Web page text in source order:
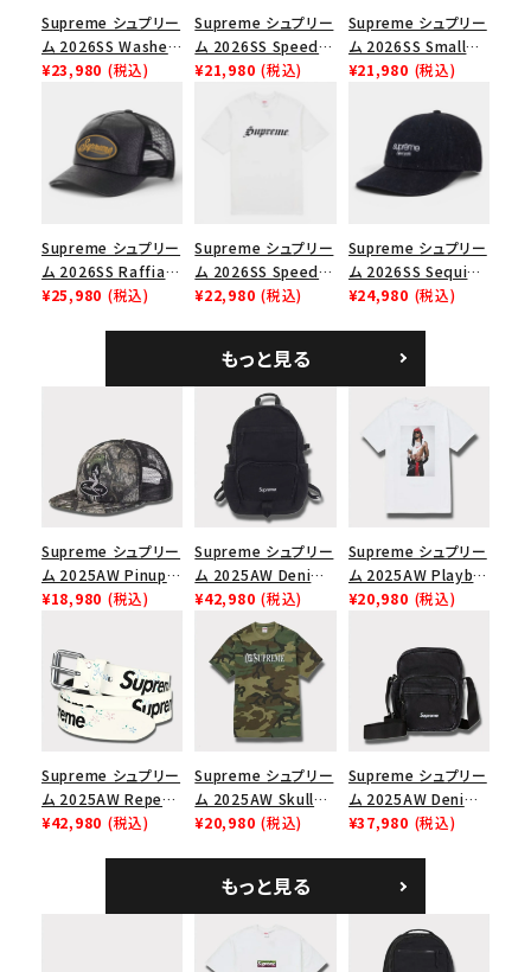
価格から探す
円 ～
在庫のない商品を表示する
Supreme シュプリー
ム 2026SS Washed
Chino Twill Camp
ノツイル キャンプキャ
ップ ブラック
¥23,980 (税込)
Supreme シュプリー
ム 2026SS Speed
Tee スピードTシャツ
¥21,980 (税込)
Supreme シュプリー
ム 2026SS Small
Box Tee スモールボ
¥21,980 (税込)
Supreme シュプリー
ム 2026SS Raffia
Mesh Back 5-Panel
¥25,980 (税込)
Supreme シュプリー
ム 2026SS Speed
Tee スピードTシャツ
¥22,980 (税込)
Supreme シュプリー
ム 2026SS Sequin
Denim Classic
シックロゴ 6パネルキ
ャップ ブラック
¥24,980 (税込)
もっと見る
Supreme シュプリー
ム 2025AW Pinup
Mesh Back 5-Panel
ュバック 5パネルキャ
ップ トゥルーティン
バーHTC フォールカ
¥18,980 (税込)
Supreme シュプリー
ム 2025AW Denim
Backpack デニム バ
ックパック ブラック
¥42,980 (税込)
Supreme シュプリー
ム 2025AW Playboi
Carti Tee プレイボ
¥20,980 (税込)
Supreme シュプリー
ム 2025AW Repeat
Leather Belt リピー
¥42,980 (税込)
Supreme シュプリー
ム 2025AW Skull
Tee スカル Tシャ
¥20,980 (税込)
Supreme シュプリー
ム 2025AW Denim
Shoulder Bag デニ
¥37,980 (税込)
もっと見る